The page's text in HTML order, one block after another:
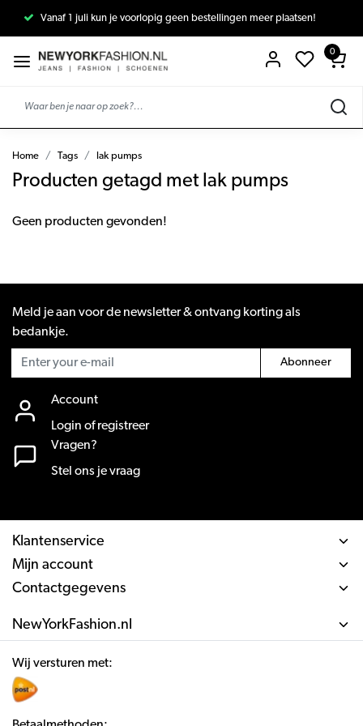
Vanaf 1 juli kun je voorlopig geen bestellingen meer plaatsen!
0
Home Tags lak pumps
Producten getagd met lak pumps
Geen producten gevonden!
Meld je aan voor de newsletter & ontvang korting als
bedankje.
Abonneer
Account
Login of registreer
Vragen?
Stel ons je vraag
Klantenservice
Mijn account
Contactgegevens
NewYorkFashion.nl
Wij versturen met: